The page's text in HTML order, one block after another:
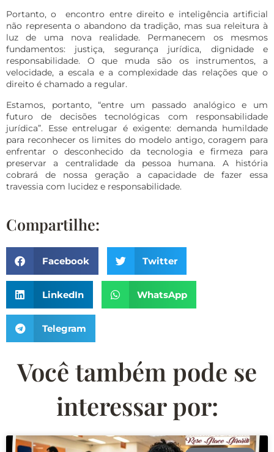
Portanto, o encontro entre direito e inteligência artificial
não representa o abandono da tradição, mas sua releitura à
luz de uma nova realidade. Permanecem os mesmos
fundamentos: justiça, segurança jurídica, dignidade e
responsabilidade. O que muda são os instrumentos, a
velocidade, a escala e a complexidade das relações que o
direito é chamado a regular.
Estamos, portanto, “entre um passado analógico e um
futuro de decisões tecnológicas com responsabilidade
jurídica”. Esse entrelugar é exigente: demanda humildade
para reconhecer os limites do modelo antigo, coragem para
enfrentar o desconhecido da tecnologia e firmeza para
preservar a centralidade da pessoa humana. A história
cobrará de nossa geração a capacidade de fazer essa
travessia com lucidez e responsabilidade.
Compartilhe:
Facebook Twitter
LinkedIn WhatsApp
Telegram
Você também pode se
interessar por: